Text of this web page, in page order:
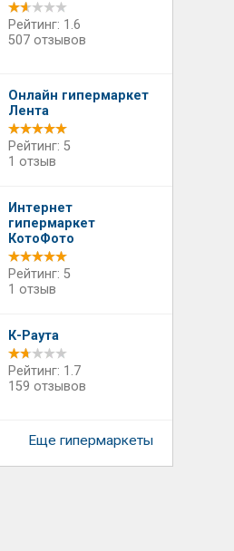
Рейтинг: 1.6
507 отзывов
Онлайн гипермаркет
Лента
Рейтинг: 5
1 отзыв
Интернет
гипермаркет
КотоФото
Рейтинг: 5
1 отзыв
К-Раута
Рейтинг: 1.7
159 отзывов
Еще гипермаркеты